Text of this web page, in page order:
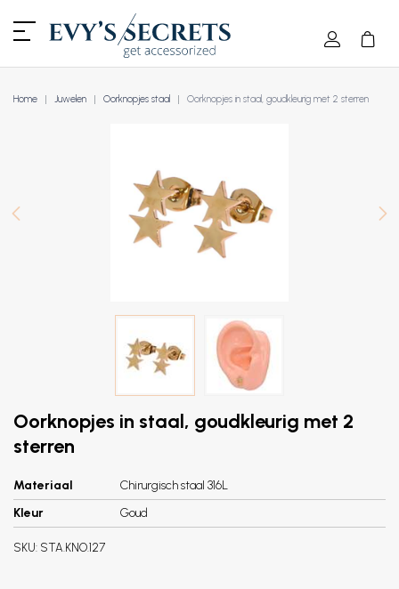
Home Juwelen Oorknopjes staal Oorknopjes in staal, goudkleurig met 2 sterren
Oorknopjes in staal, goudkleurig met 2
sterren
Materiaal
Chirurgisch staal 316L
Kleur
Goud
SKU: STA.KNO.127